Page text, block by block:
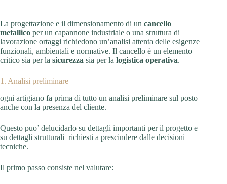
La progettazione e il dimensionamento di un cancello
metallico per un capannone industriale o una struttura di
lavorazione ortaggi richiedono un’analisi attenta delle esigenze
funzionali, ambientali e normative. Il cancello è un elemento
critico sia per la sicurezza sia per la logistica operativa.
1. Analisi preliminare
ogni artigiano fa prima di tutto un analisi preliminare sul posto
anche con la presenza del cliente.
Questo puo’ delucidarlo su dettagli importanti per il progetto e
su dettagli strutturali richiesti a prescindere dalle decisioni
tecniche.
Il primo passo consiste nel valutare: